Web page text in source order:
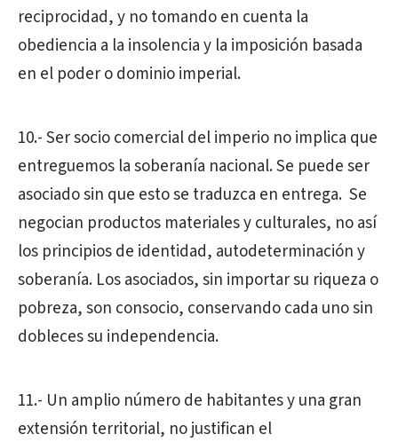
reciprocidad, y no tomando en cuenta la
obediencia a la insolencia y la imposición basada
en el poder o dominio imperial.
10.- Ser socio comercial del imperio no implica que
entreguemos la soberanía nacional. Se puede ser
asociado sin que esto se traduzca en entrega. Se
negocian productos materiales y culturales, no así
los principios de identidad, autodeterminación y
soberanía. Los asociados, sin importar su riqueza o
pobreza, son consocio, conservando cada uno sin
dobleces su independencia.
11.- Un amplio número de habitantes y una gran
extensión territorial, no justifican el